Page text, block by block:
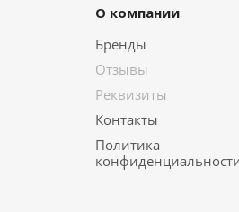
О компании
Бренды
Отзывы
Реквизиты
Контакты
Политика